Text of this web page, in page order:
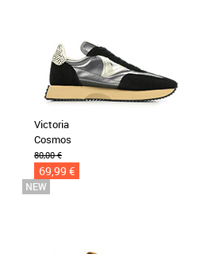
Victoria
Cosmos
80,00 €
69,99 €